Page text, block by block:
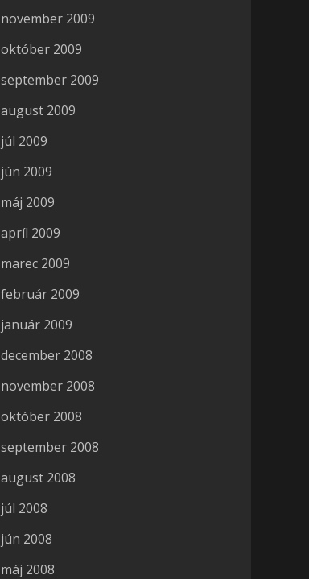
november 2009
október 2009
september 2009
august 2009
júl 2009
jún 2009
máj 2009
apríl 2009
marec 2009
február 2009
január 2009
december 2008
november 2008
október 2008
september 2008
august 2008
júl 2008
jún 2008
máj 2008